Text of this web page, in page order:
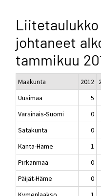
Liitetaulukko
johtaneet
tammikuu
Maakunta 2012
Uusimaa
5
Varsinais-Suomi
0
Satakunta
0
Kanta-Häme
1
Pirkanmaa
0
Päijät-Häme
0